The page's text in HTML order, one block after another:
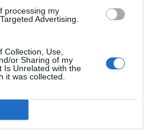
processing my
Advertising.
Collection, Use,
or Sharing of my
Is Unrelated with the
it was collected.